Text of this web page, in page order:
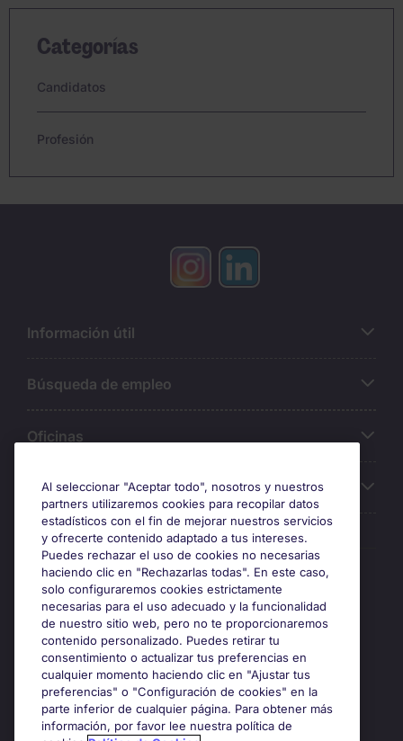
Categorías
Candidatos
Profesión
Información útil
Búsqueda de empleo
Oficinas
Sobre Michael Page
Premios y certificaciones
Al seleccionar "Aceptar todo", nosotros y nuestros
partners utilizaremos cookies para recopilar datos
estadísticos con el fin de mejorar nuestros servicios
y ofrecerte contenido adaptado a tus intereses.
Puedes rechazar el uso de cookies no necesarias
haciendo clic en "Rechazarlas todas". En este caso,
solo configuraremos cookies estrictamente
necesarias para el uso adecuado y la funcionalidad
de nuestro sitio web, pero no te proporcionaremos
contenido personalizado. Puedes retirar tu
consentimiento o actualizar tus preferencias en
cualquier momento haciendo clic en "Ajustar tus
preferencias" o "Configuración de cookies" en la
parte inferior de cualquier página. Para obtener más
información, por favor lee nuestra política de